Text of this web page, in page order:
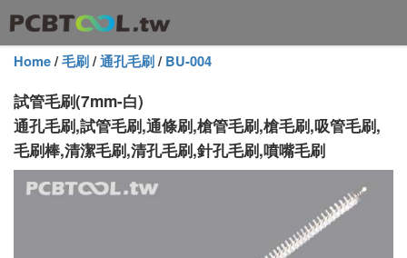
Home/毛刷/通孔毛刷/BU-004
試管毛刷(7mm-白)
通孔毛刷,試管毛刷,通條刷,槍管毛刷,槍毛刷,吸管毛刷,
毛刷棒,清潔毛刷,清孔毛刷,針孔毛刷,噴嘴毛刷